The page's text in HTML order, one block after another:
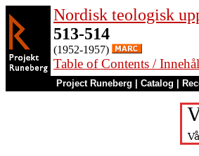
Nordisk teologisk
513-514
(1952-1957)
Table of Contents /
Project Runeberg Catalog